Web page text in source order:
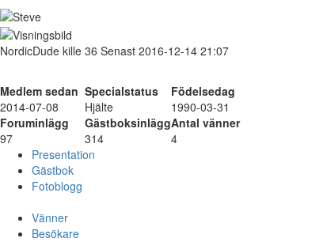
NordicDude kille 36 Senast 2016-12-14 21:07
Medlem sedan Specialstatus
Födelsedag
2014-07-08
Hjälte
1990-03-31
Foruminlägg
GästboksinläggAntal vänner
97
314
4
Presentation
Gästbok
Fotoblogg
Vänner
Besökare